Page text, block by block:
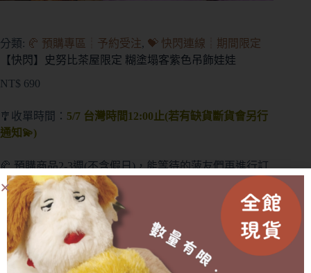
分類: 🥐 預購專區┊予約受注, 💝 快閃連線┊期間限定
【快閃】史努比茶屋限定 糊塗塌客紫色吊飾娃娃
NT$ 690
🎐收單時間： 5/7 台灣時間12:00止(若有缺貨斷貨會另行
通知💫)
🥐 預購商品2-3週(不含假日)，能等待的菠友們再進行訂
購(提前或延後都會另行通知)
🥐 外盒在運送中多少會有碰撞/碎裂等狀況發生，不會影
響商品本身🙇‍♀️
有需要協助的地方歡迎私訊官方賴詢問🫶🏻
成為會員即可享有折扣！